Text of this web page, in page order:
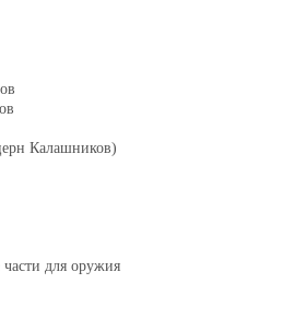
Калашников)
для оружия